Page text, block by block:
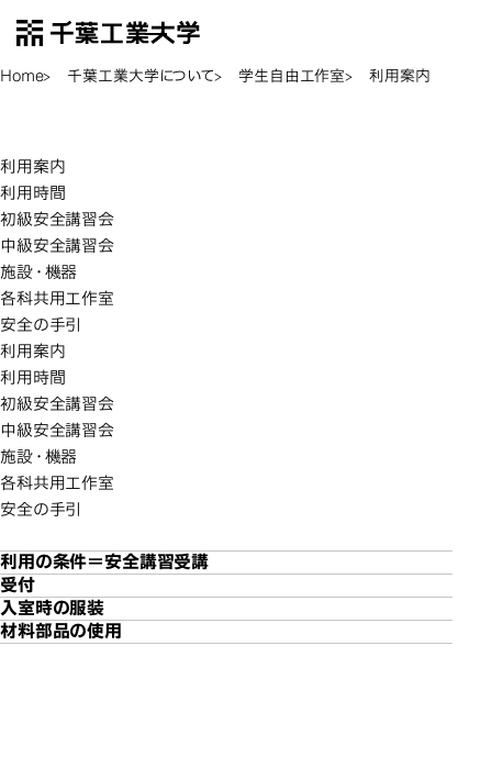
千葉工業大学
Open Menu
Home 千葉工業大学について 学生自由工作室 利用案内
利用案内
利用案内
利用時間
初級安全講習会
中級安全講習会
施設・機器
各科共用工作室
安全の手引
利用案内
利用時間
初級安全講習会
中級安全講習会
施設・機器
各科共用工作室
安全の手引
利用の条件＝安全講習受講
受付
入室時の服装
材料部品の使用